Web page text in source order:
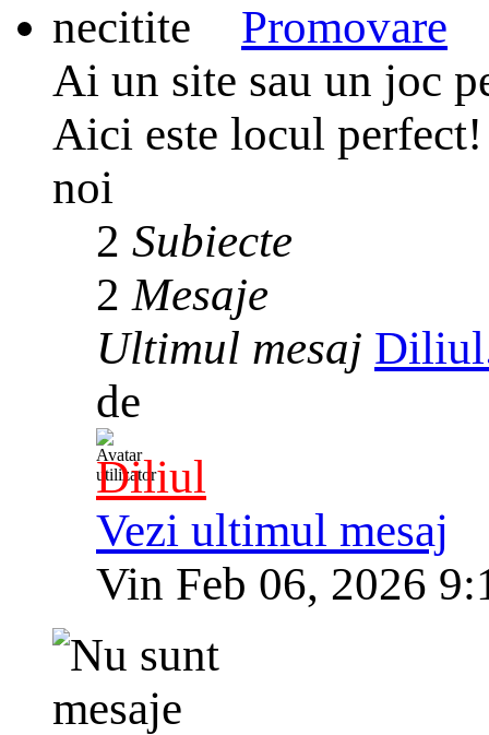
Promovare
Ai un site sau un joc
Aici este locul
noi
2 Subiecte
2Mesaje
Ultimul mesaj
de
Diliul
Vezi ultimul mesaj
Vin Feb 06, 2026